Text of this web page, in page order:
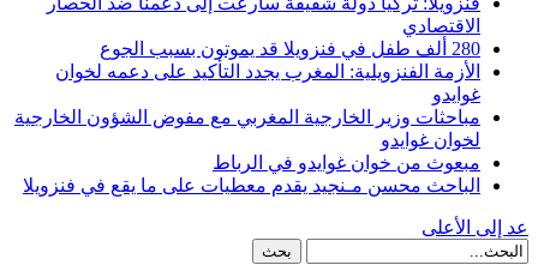
الاقتصادي
280 ألف طفل في فنزويلا قد يموتون بسبب الجوع
الأزمة الفنزويلية: المغرب يجدد التأكيد على دعمه لخوان
غوايدو
مباحثات وزير الخارجية المغربي مع مفوض الشؤون الخارجية
لخوان غوايدو
مبعوث من خوان غوايدو في الرباط
الباحث محسن مـنجيد يقدم معطيات على ما يقع في فنزويلا
عد إلى الأعلى